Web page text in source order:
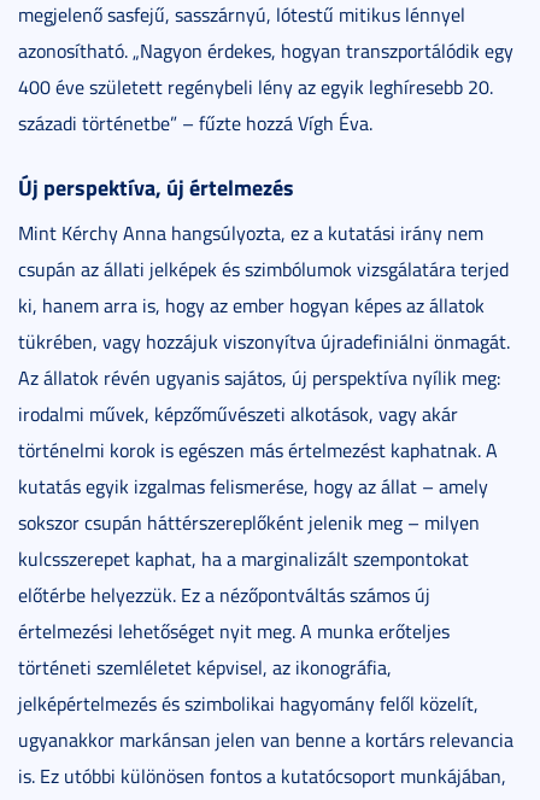
megjelenő sasfejű, sasszárnyú, lótestű mitikus lénnyel
azonosítható. „Nagyon érdekes, hogyan transzportálódik egy
400 éve született regénybeli lény az egyik leghíresebb 20.
századi történetbe” – fűzte hozzá Vígh Éva.
Új perspektíva, új értelmezés
Mint Kérchy Anna hangsúlyozta, ez a kutatási irány nem
csupán az állati jelképek és szimbólumok vizsgálatára terjed
ki, hanem arra is, hogy az ember hogyan képes az állatok
tükrében, vagy hozzájuk viszonyítva újradefiniálni önmagát.
Az állatok révén ugyanis sajátos, új perspektíva nyílik meg:
irodalmi művek, képzőművészeti alkotások, vagy akár
történelmi korok is egészen más értelmezést kaphatnak. A
kutatás egyik izgalmas felismerése, hogy az állat – amely
sokszor csupán háttérszereplőként jelenik meg – milyen
kulcsszerepet kaphat, ha a marginalizált szempontokat
előtérbe helyezzük. Ez a nézőpontváltás számos új
értelmezési lehetőséget nyit meg. A munka erőteljes
történeti szemléletet képvisel, az ikonográfia,
jelképértelmezés és szimbolikai hagyomány felől közelít,
ugyanakkor markánsan jelen van benne a kortárs relevancia
is. Ez utóbbi különösen fontos a kutatócsoport munkájában,